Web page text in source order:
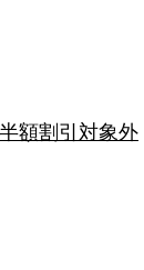
額割引対象外